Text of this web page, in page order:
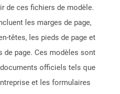
de ces fichiers de modèle.
les marges de page,
têtes, les pieds de page et
de page. Ces modèles sont
officiels tels que
et les formulaires